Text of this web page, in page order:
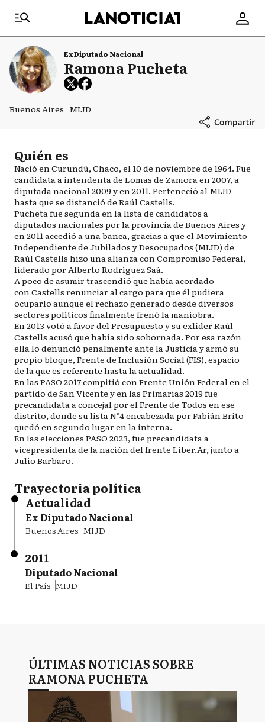
Ex Diputado Nacional
Ramona Pucheta
Buenos Aires MIJD
Quién es
Nació en Curundú, Chaco, el 10 de noviembre de 1964. Fue
candidata a intendenta de Lomas de Zamora en 2007, a
diputada nacional 2009 y en 2011. Perteneció al MIJD
hasta que se distanció de Raúl Castells.
Pucheta fue segunda en la lista de candidatos a
diputados nacionales por la provincia de Buenos Aires y
en 2011 accedió a una banca, gracias a que el Movimiento
Independiente de Jubilados y Desocupados (MIJD) de
Raúl Castells hizo una alianza con Compromiso Federal,
liderado por Alberto Rodríguez Saá.
A poco de asumir trascendió que había acordado
con Castells renunciar al cargo para que él pudiera
ocuparlo aunque el rechazo generado desde diversos
sectores políticos finalmente frenó la maniobra.
En 2013 votó a favor del Presupuesto y su exlíder Raúl
Castells acusó que había sido sobornada. Por esa razón
ella lo denunció penalmente ante la Justicia y armó su
propio bloque, Frente de Inclusión Social (FIS), espacio
de la que es referente hasta la actualidad.
En las PASO 2017 compitió con Frente Unión Federal en el
partido de San Vicente y en las Primarias 2019 fue
precandidata a concejal por el Frente de Todos en ese
distrito, donde su lista N°4 encabezada por Fabián Brito
quedó en segundo lugar en la interna.
En las elecciones PASO 2023, fue precandidata a
vicepresidenta de la nación del frente Liber.Ar, junto a
Julio Barbaro.
Trayectoria política
Actualidad
Ex Diputado Nacional
Buenos Aires MIJD
2011
Diputado Nacional
El País MIJD
ÚLTIMAS NOTICIAS SOBRE
RAMONA PUCHETA